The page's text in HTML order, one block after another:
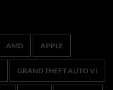
AMD APPLE
GRAND THEFT AUTO VI